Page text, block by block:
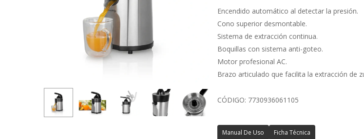
Encendido automático al detectar la presión.
Cono superior desmontable.
Sistema de extracción continua.
Boquillas con sistema anti-goteo.
Motor profesional AC.
Brazo articulado que facilita la extracción de
CÓDIGO: 7730936061105
Manual De Uso Ficha Técnica